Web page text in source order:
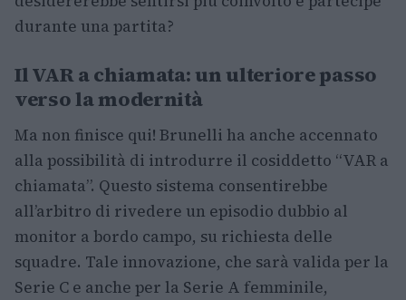
durante una partita?
Il VAR a chiamata: un ulteriore passo
verso la modernità
Ma non finisce qui! Brunelli ha anche accennato
alla possibilità di introdurre il cosiddetto “VAR a
chiamata”. Questo sistema consentirebbe
all’arbitro di rivedere un episodio dubbio al
monitor a bordo campo, su richiesta delle
squadre. Tale innovazione, che sarà valida per la
Serie C e anche per la Serie A femminile,